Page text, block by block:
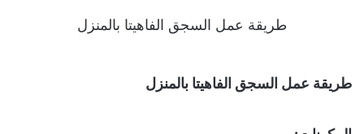
طريقة عمل السجق الفاهيتا بالمنزل
طريقة عمل السجق الفاهيتا بالمنزل